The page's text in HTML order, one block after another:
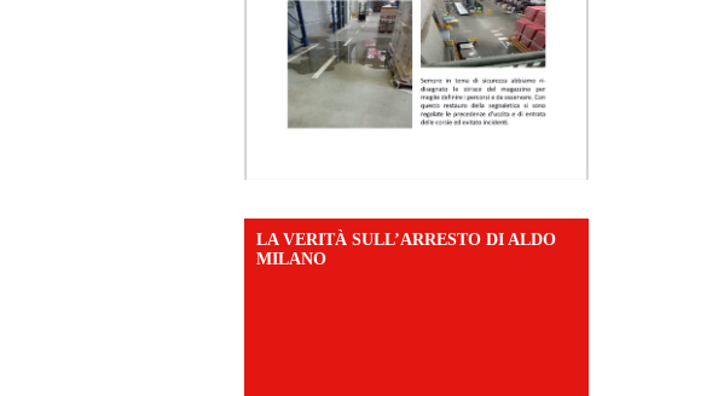
LA VERITÀ SULL’ARRESTO DI ALDO
MILANO